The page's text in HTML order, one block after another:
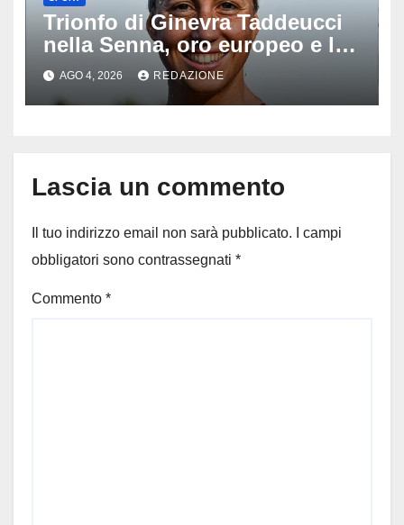
Trionfo di Ginevra Taddeucci
nella Senna, oro europeo e la
stoccata sul fiume di Parigi:
‘Era bella zozza’
AGO 4, 2026 REDAZIONE
Lascia un commento
Il tuo indirizzo email non sarà pubblicato.
I campi
obbligatori sono contrassegnati *
Commento *